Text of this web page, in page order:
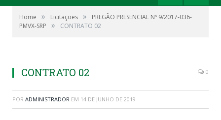
Home » Licitações »
PREGÃO PRESENCIAL Nº 9/2017-036-
PMVX-SRP
» CONTRATO 02
CONTRATO 02 0
POR ADMINISTRADOR EM 14 DE JUNHO DE 2019